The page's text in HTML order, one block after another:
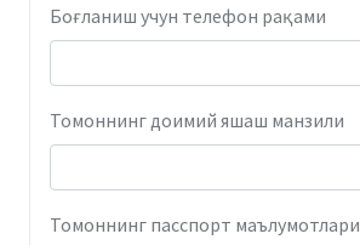
Боғланиш учун телефон рақами
Томоннинг доимий яшаш манзили
Томоннинг пасспорт маълумотлари